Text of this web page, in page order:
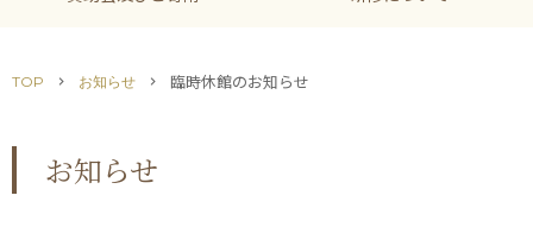
TOP chevron_right お知らせ chevron_right 臨時休館のお知らせ
お知らせ